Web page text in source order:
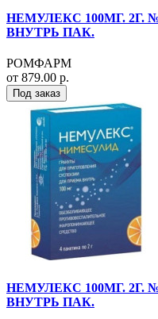
НЕМУЛЕКС 100МГ. 2Г.
ВНУТРЬ ПАК.
РОМФАРМ
от 879.00 р.
Под заказ
НЕМУЛЕКС 100МГ. 2Г.
ВНУТРЬ ПАК.